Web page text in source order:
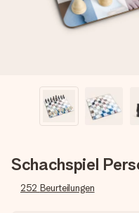
Schachspiel
252 Beurteilungen